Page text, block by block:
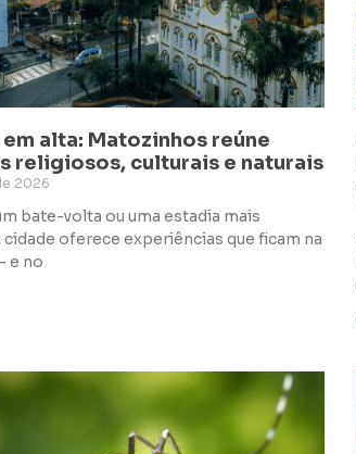
alta: Matozinhos reúne
religiosos, culturais e naturais
2026
bate-volta ou uma estadia mais
cidade oferece experiências que ficam na
e no